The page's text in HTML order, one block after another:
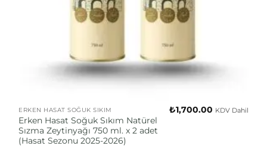
ERKEN HASAT SOĞUK SIKIM
Erken Hasat Soğuk Sıkım Natürel
Sızma Zeytinyağı 750 ml. x 2 adet
(Hasat Sezonu 2025-2026)
₺1,700.00 KDV Dahil